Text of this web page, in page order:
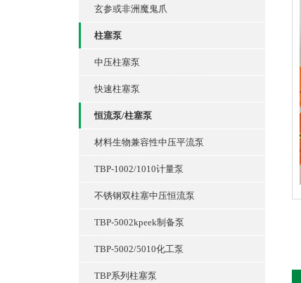
玄参或非洲魔鬼爪
柱塞泵
中压柱塞泵
快速柱塞泵
恒流泵/柱塞泵
材料生物兼容性中压平流泵
TBP-1002/1010计量泵
不锈钢双柱塞中压恒流泵
TBP-5002kpeek制备泵
TBP-5002/5010化工泵
TBP系列柱塞泵